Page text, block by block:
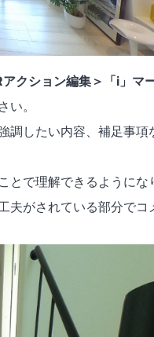
クション編集＞「i」マ
い。
調したい内容、補足事項
で理解できるようにな
夫がされている部分でコ